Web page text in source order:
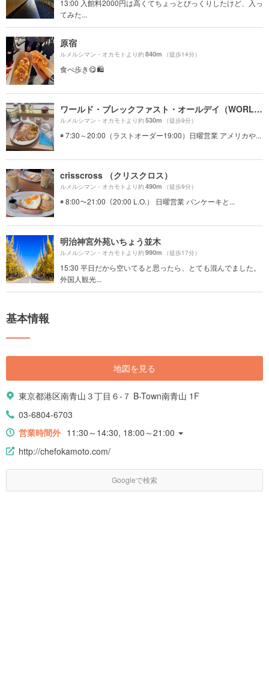
13:00 入館料2000円は高くてちょっとびっくりしたけど、入っ
てみた...
原宿
ルメルシマン・オカモトより約840m （徒歩14分）
食べ歩き😋🛍
ワールド・ブレックファスト・オールデイ（WORLD BREAKFAST ALLDAY）
ルメルシマン・オカモトより約530m （徒歩9分）
◉ 7:30～20:00（ラストオーダー19:00）日曜営業 アメリカや...
crisscross （クリスクロス）
ルメルシマン・オカモトより約490m （徒歩9分）
◉ 8:00〜21:00（20:00 L.O.） 日曜営業 パンケーキと...
明治神宮外苑いちょう並木
ルメルシマン・オカモトより約990m （徒歩17分）
15:30 平日だから空いてると思ったら、とても混んでました。
外国人観光...
基本情報
地図を見る
東京都港区南青山３丁目６-７ B-Town南青山 1F
03-6804-6703
営業時間外 11:30～14:30, 18:00～21:00
http://chefokamoto.com/
Googleで検索